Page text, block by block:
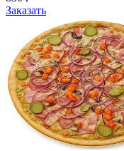
Заказать